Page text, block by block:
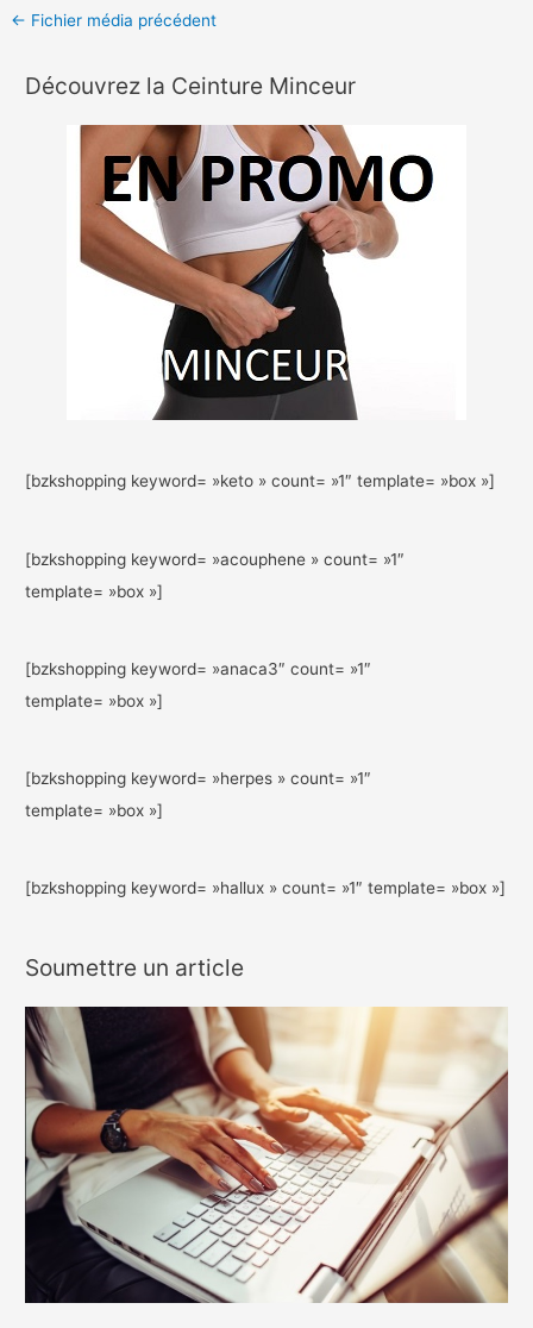
← Fichier média précédent
Découvrez la Ceinture Minceur
[bzkshopping keyword= »keto » count= »1″ template= »box »]
[bzkshopping keyword= »acouphene » count= »1″
template= »box »]
[bzkshopping keyword= »anaca3″ count= »1″
template= »box »]
[bzkshopping keyword= »herpes » count= »1″
template= »box »]
[bzkshopping keyword= »hallux » count= »1″ template= »box »]
Soumettre un article